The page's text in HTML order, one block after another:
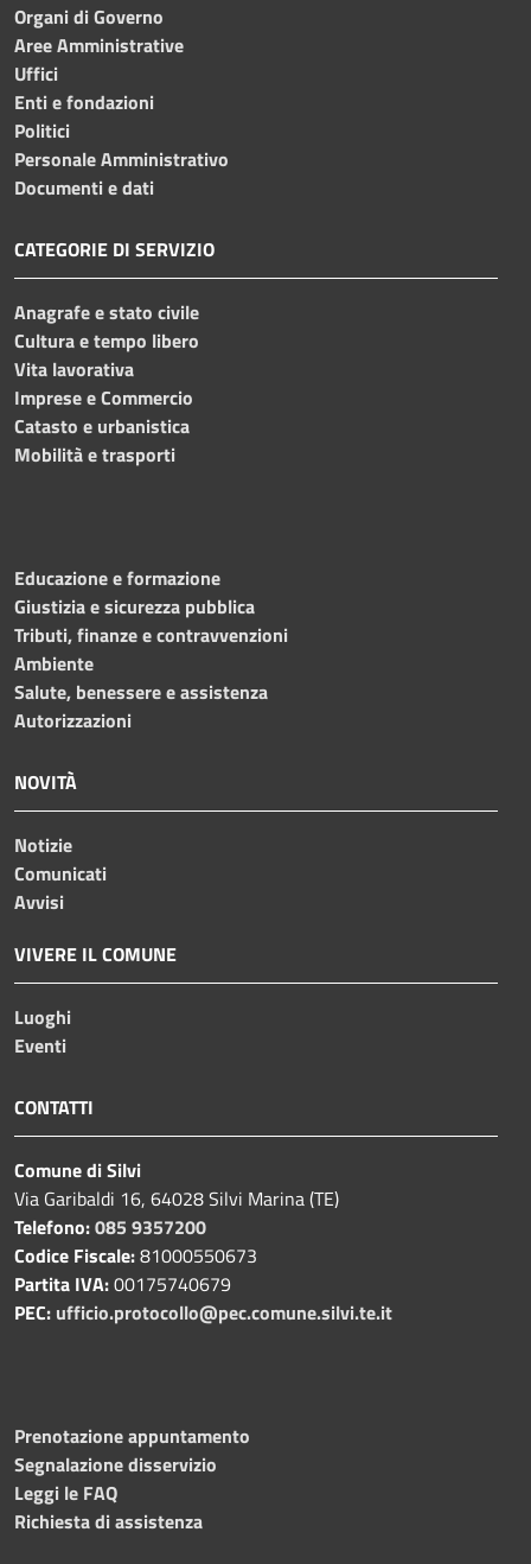
Organi di Governo
Aree Amministrative
Uffici
Enti e fondazioni
Politici
Personale Amministrativo
Documenti e dati
CATEGORIE DI SERVIZIO
Anagrafe e stato civile
Cultura e tempo libero
Vita lavorativa
Imprese e Commercio
Catasto e urbanistica
Mobilità e trasporti
Educazione e formazione
Giustizia e sicurezza pubblica
Tributi, finanze e contravvenzioni
Ambiente
Salute, benessere e assistenza
Autorizzazioni
NOVITÀ
Notizie
Comunicati
Avvisi
VIVERE IL COMUNE
Luoghi
Eventi
CONTATTI
Comune di Silvi
Via Garibaldi 16, 64028 Silvi Marina (TE)
Telefono:085 9357200
Codice Fiscale:81000550673
Partita IVA:00175740679
PEC: ufficio.protocollo@pec.comune.silvi.te.it
Prenotazione appuntamento
Segnalazione disservizio
Leggi le FAQ
Richiesta di assistenza